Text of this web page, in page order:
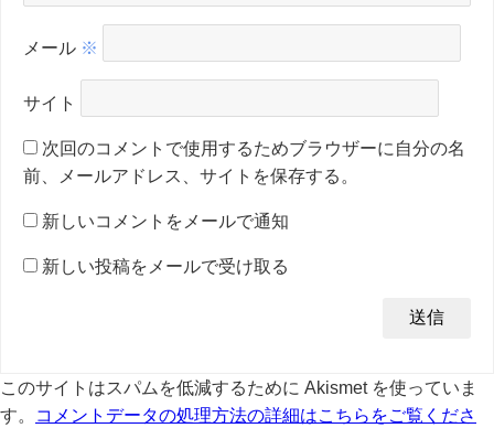
メール ※
サイト
次回のコメントで使用するためブラウザーに自分の名
前、メールアドレス、サイトを保存する。
新しいコメントをメールで通知
新しい投稿をメールで受け取る
このサイトはスパムを低減するために Akismet を使っていま
す。
コメントデータの処理方法の詳細はこちらをご覧くださ